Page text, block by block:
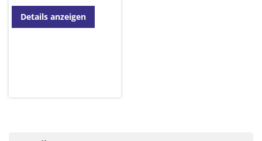
Details anzeigen